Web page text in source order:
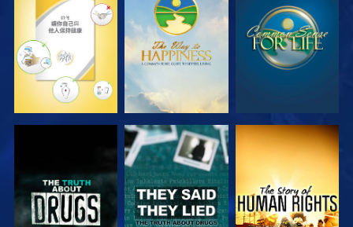
觀看 觀看 觀看
觀看 觀看 觀看